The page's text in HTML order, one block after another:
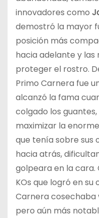
innovadores como
demostró la mayor
posición más
hacia adelante y
proteger el rostro.
Primo Carnera fue
alcanzó la fama
colgado los
maximizar la
que tenía sobre sus
hacia atrás,
golpeara en la cara.
KOs que logró en
Carnera
pero aún más